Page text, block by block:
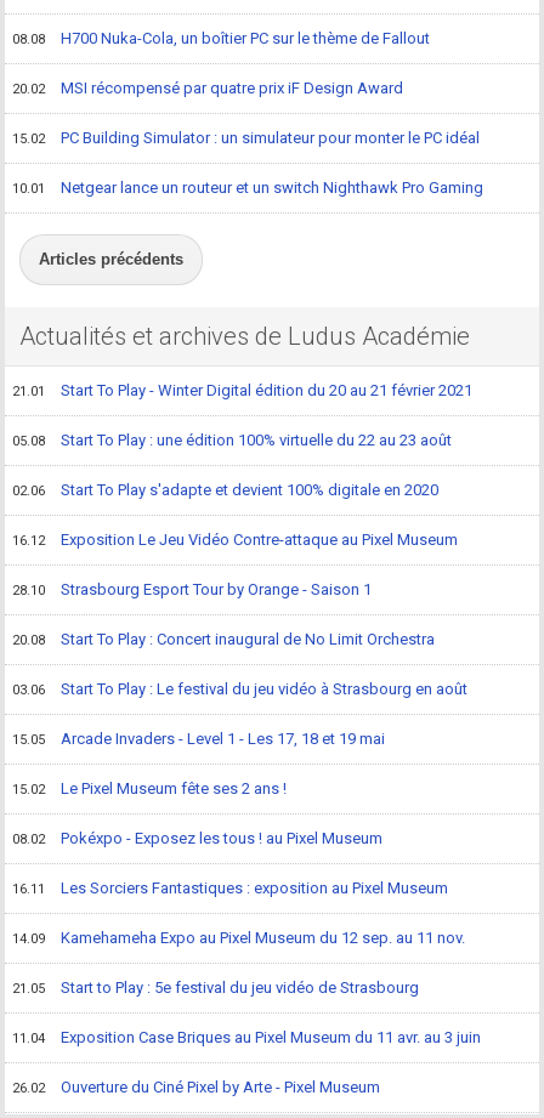
08.08 H700 Nuka-Cola, un boîtier PC sur le thème de Fallout
20.02 MSI récompensé par quatre prix iF Design Award
15.02 PC Building Simulator : un simulateur pour monter le PC idéal
10.01 Netgear lance un routeur et un switch Nighthawk Pro Gaming
Articles précédents
Actualités et archives de Ludus Académie
21.01 Start To Play - Winter Digital édition du 20 au 21 février 2021
05.08 Start To Play : une édition 100% virtuelle du 22 au 23 août
02.06 Start To Play s'adapte et devient 100% digitale en 2020
16.12 Exposition Le Jeu Vidéo Contre-attaque au Pixel Museum
28.10 Strasbourg Esport Tour by Orange - Saison 1
20.08 Start To Play : Concert inaugural de No Limit Orchestra
03.06 Start To Play : Le festival du jeu vidéo à Strasbourg en août
15.05 Arcade Invaders - Level 1 - Les 17, 18 et 19 mai
15.02 Le Pixel Museum fête ses 2 ans !
08.02 Pokéxpo - Exposez les tous ! au Pixel Museum
16.11 Les Sorciers Fantastiques : exposition au Pixel Museum
14.09 Kamehameha Expo au Pixel Museum du 12 sep. au 11 nov.
21.05 Start to Play : 5e festival du jeu vidéo de Strasbourg
11.04 Exposition Case Briques au Pixel Museum du 11 avr. au 3 juin
26.02 Ouverture du Ciné Pixel by Arte - Pixel Museum